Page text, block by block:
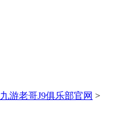
九游老哥J9俱乐部官网 >